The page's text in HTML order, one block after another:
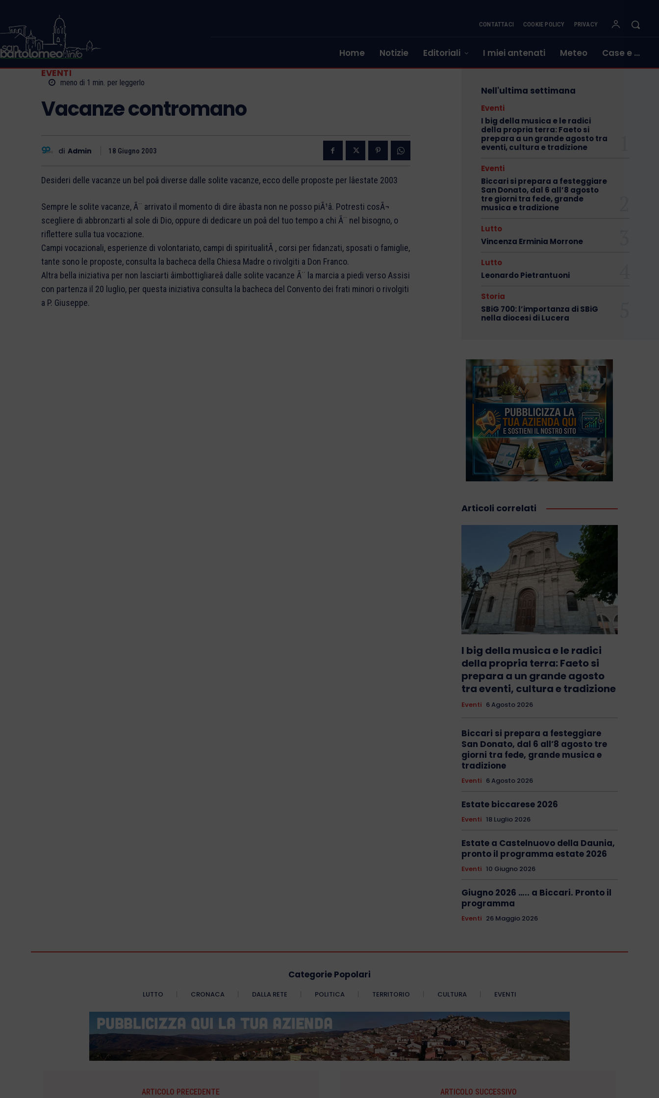
CONTATTACI COOKIE POLICY PRIVACY
Home Notizie Editoriali I miei antenati Meteo
Case e …
EVENTI
meno di 1 min. per leggerlo
Vacanze contromano
di Admin 18 Giugno 2003
Desideri delle vacanze un bel poâ diverse dalle solite vacanze, ecco delle proposte per lâestate 2003
Sempre le solite vacanze, Ã¨ arrivato il momento di dire âbasta non ne posso piÃ¹â. Potresti cosÃ¬
scegliere di abbronzarti al sole di Dio, oppure di dedicare un poâ del tuo tempo a chi Ã¨ nel bisogno, o
riflettere sulla tua vocazione.
Campi vocazionali, esperienze di volontariato, campi di spiritualitÃ , corsi per fidanzati, sposati o famiglie,
tante sono le proposte, consulta la bacheca della Chiesa Madre o rivolgiti a Don Franco.
Altra bella iniziativa per non lasciarti âimbottigliareâ dalle solite vacanze Ã¨ la marcia a piedi verso Assisi
con partenza il 20 luglio, per questa iniziativa consulta la bacheca del Convento dei frati minori o rivolgiti
a P. Giuseppe.
Nell'ultima settimana
Eventi
I big della musica e le radici
della propria terra: Faeto si
prepara a un grande agosto tra
eventi, cultura e tradizione
Eventi
Biccari si prepara a festeggiare
San Donato, dal 6 all’8 agosto
tre giorni tra fede, grande
musica e tradizione
Lutto
Vincenza Erminia Morrone
Lutto
Leonardo Pietrantuoni
Storia
SBiG 700: l’importanza di SBiG
nella diocesi di Lucera
Articoli correlati
I big della musica e le radici
della propria terra: Faeto si
prepara a un grande agosto
tra eventi, cultura e tradizione
Eventi 6 Agosto 2026
Biccari si prepara a festeggiare
San Donato, dal 6 all’8 agosto tre
giorni tra fede, grande musica e
tradizione
Eventi 6 Agosto 2026
Estate biccarese 2026
Eventi 18 Luglio 2026
Estate a Castelnuovo della Daunia,
pronto il programma estate 2026
Eventi 10 Giugno 2026
Giugno 2026 ….. a Biccari. Pronto il
programma
Eventi 26 Maggio 2026
Categorie Popolari
LUTTO CRONACA DALLA RETE POLITICA TERRITORIO CULTURA EVENTI
ARTICOLO PRECEDENTE ARTICOLO SUCCESSIVO